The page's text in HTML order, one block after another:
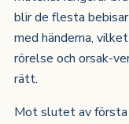
blir de flesta
med händerna,
rörelse och orsak-
rätt.
Mot slutet av